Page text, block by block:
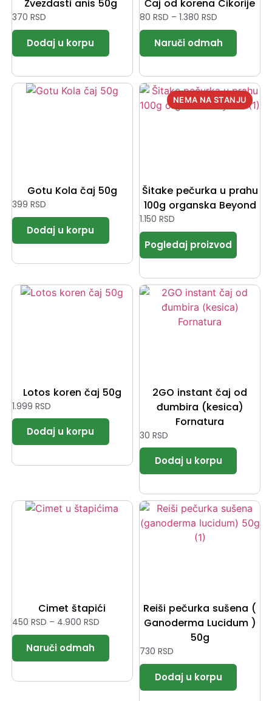
Zvezdasti anis 50g
370 RSD
Čaj od korena Cikorije
80 RSD – 1.380 RSD
Gotu Kola čaj 50g
399 RSD
Šitake pečurka u prahu
100g organska Beyond
1.150 RSD
Lotos koren čaj 50g
1.999 RSD
2GO instant čaj od
đumbira (kesica)
Fornatura
30 RSD
Cimet štapići
450 RSD – 4.900 RSD
Reiši pečurka sušena (
Ganoderma Lucidum )
50g
730 RSD